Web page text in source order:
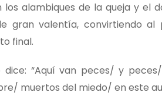
alambiques de la queja y el
gran valentía, convirtiendo al
final.
“Aquí van peces/ y
muertos del miedo/ en este